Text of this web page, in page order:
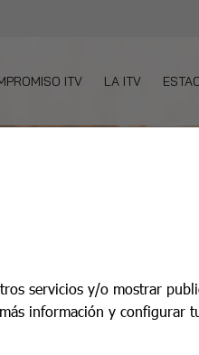
ITV LA ITV
servicios y/o mostrar
información y configurar